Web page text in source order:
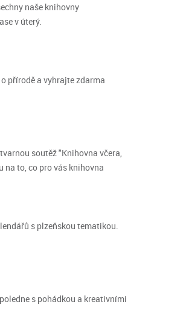
naše knihovny
v úterý.
přírodě a vyhrajte zdarma
soutěž "Knihovna včera,
to, co pro vás knihovna
s plzeňskou tematikou.
s pohádkou a kreativními